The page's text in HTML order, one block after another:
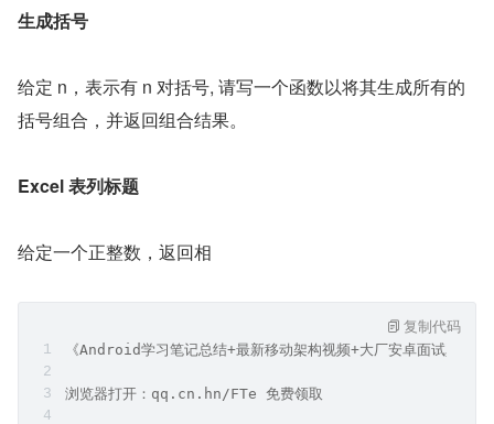
生成括号
给定 n，表示有 n 对括号, 请写一个函数以将其生成所有的
括号组合，并返回组合结果。
Excel 表列标题
给定一个正整数，返回相
《Android学习笔记总结+最新移动架构视频+大厂安卓面试真题+
浏览器打开：qq.cn.hn/FTe 免费领取
复制代码